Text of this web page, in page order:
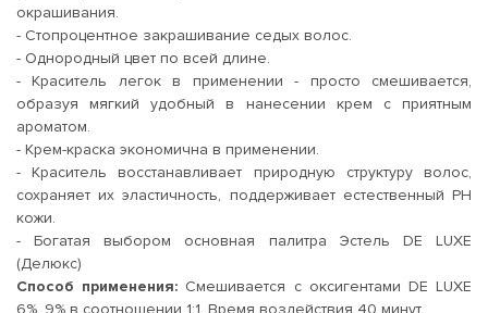
окрашивания.
- Стопроцентное закрашивание седых волос.
- Однородный цвет по всей длине.
- Краситель легок в применении - просто смешивается,
образуя мягкий удобный в нанесении крем с приятным
ароматом.
- Крем-краска экономична в применении.
- Краситель восстанавливает природную структуру волос,
сохраняет их эластичность, поддерживает естественный PH
кожи.
- Богатая выбором основная палитра Эстель DE LUXE
(Делюкс)
Способ применения: Смешивается с оксигентами DE LUXE
6%, 9% в соотношении 1:1. Время воздействия 40 минут.